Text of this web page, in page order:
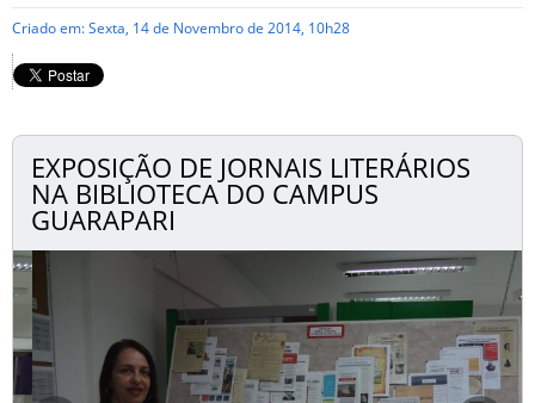
Criado em: Sexta, 14 de Novembro de 2014, 10h28
EXPOSIÇÃO DE JORNAIS LITERÁRIOS
NA BIBLIOTECA DO CAMPUS
GUARAPARI